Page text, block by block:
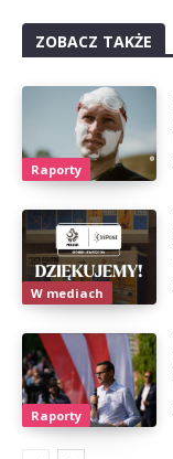
ZOBACZ TAKŻE
Raporty
W mediach
Raporty